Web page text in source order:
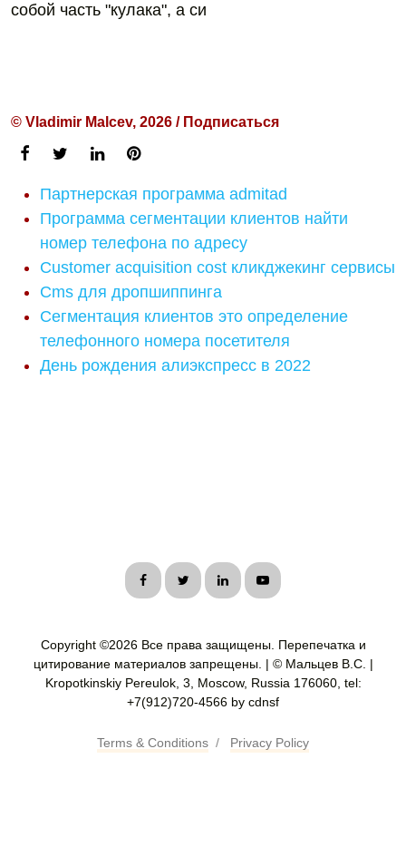
собой часть "кулака", а си
© Vladimir Malcev, 2026 / Подписаться
Партнерская программа admitad
Программа сегментации клиентов найти
номер телефона по адресу
Customer acquisition cost кликджекинг сервисы
Cms для дропшиппинга
Сегментация клиентов это определение
телефонного номера посетителя
День рождения алиэкспресс в 2022
Copyright ©2026 Все права защищены. Перепечатка и
цитирование материалов запрещены. | © Мальцев В.С. |
Kropotkinskiy Pereulok, 3, Moscow, Russia 176060, tel:
+7(912)720-4566 by cdnsf
Terms & Conditions / Privacy Policy